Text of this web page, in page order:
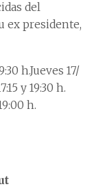
del
ex presidente,
h.Jueves 17/
y 19:30 h.
h.